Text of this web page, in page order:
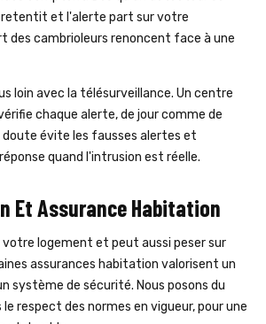
retentit et l'alerte part sur votre
des cambrioleurs renoncent face à une
loin avec la télésurveillance. Un centre
chaque alerte, de jour comme de
évite les fausses alertes et
quand l'intrusion est réelle.
Et Assurance Habitation
logement et peut aussi peser sur
assurances habitation valorisent un
système de sécurité. Nous posons du
respect des normes en vigueur, pour une